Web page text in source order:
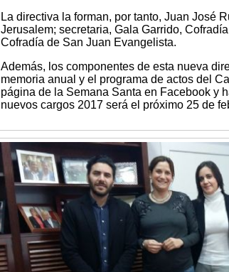
La directiva la forman, por tanto, Juan José
Jerusalem; secretaria, Gala Garrido,
Cofradía de San Juan Evangelista.
Además, los componentes de esta nueva
memoria anual y el programa de actos del
página de la Semana Santa en Facebook y
nuevos cargos 2017 será el próximo 25 de